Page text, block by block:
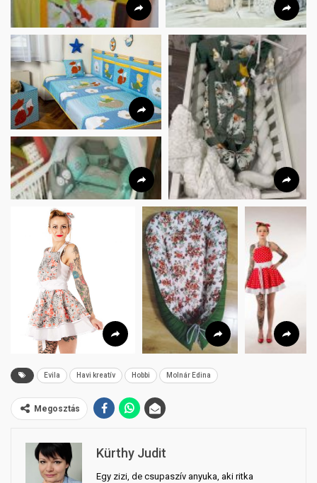
Evila Havi kreatív Hobbi Molnár Edina
Megosztás
Kürthy Judit
Egy zizi, de csupaszív anyuka, aki ritka